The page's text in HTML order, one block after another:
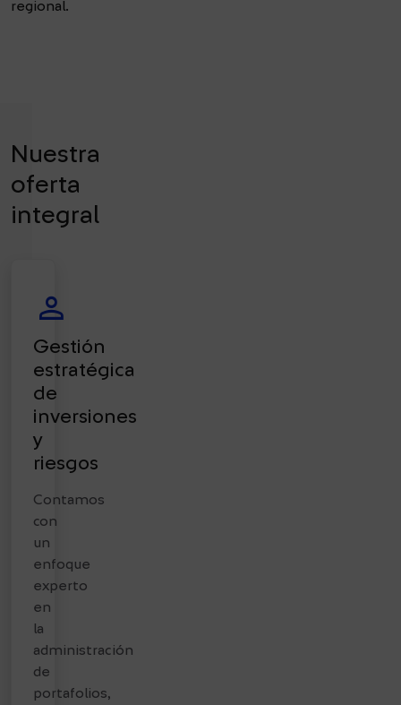
regional.
Nuestra
oferta
integral
person
Gestión
estratégica
de
inversiones
y
riesgos
Contamos
con
un
enfoque
experto
en
la
administración
de
portafolios,